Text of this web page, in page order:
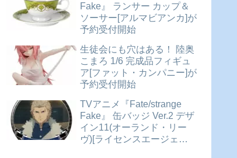
Fake』 ランサー カップ＆
ソーサー[アルマビアンカ]が
予約受付開始
生徒会にも穴はある！ 陸奥
こまろ 1/6 完成品フィギュ
ア[ファット・カンパニー]が
予約受付開始
TVアニメ『Fate/strange
Fake』 缶バッジ Ver.2 デザ
イン11(オーランド・リー
ヴ)[ライセンスエージェン